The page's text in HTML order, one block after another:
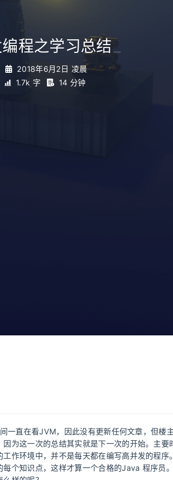
程之学习总结
2018年6月2日 凌晨
1.7k 字
14 分钟
一直在看JVM，因此没有更新任何文章，但楼
为这一次的总结其实就是下一次的开始。主要
作环境中，并不是每天都在编写高并发的程序
每个知识点，这样才算一个合格的Java 程序员